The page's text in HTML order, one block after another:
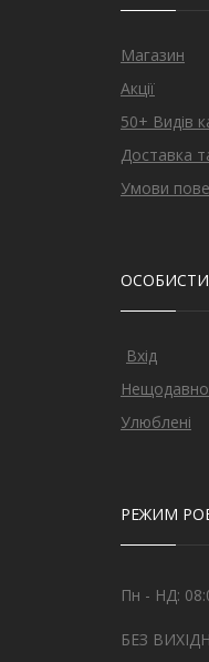
Магазин
Акції
50+ Видів
Доставка
Умови
Вхід
Нещодавно
Улюблені
РЕЖИМ
Пн - НД:
БЕЗ